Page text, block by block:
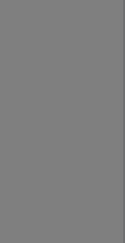
2026 ООО
и другого